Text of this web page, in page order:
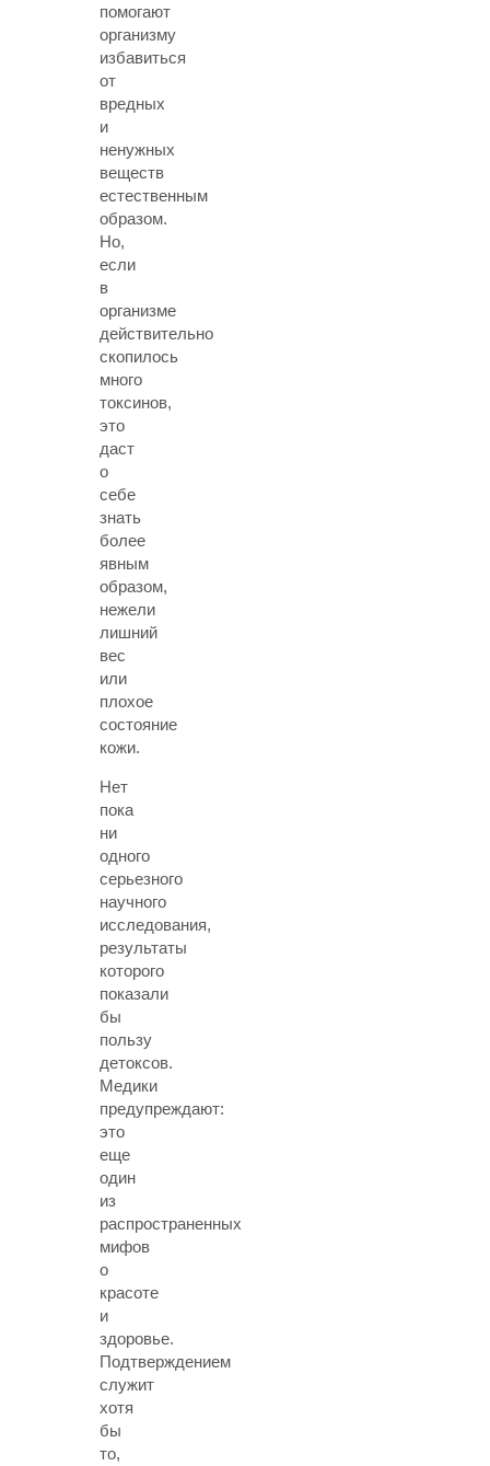
помогают
организму
избавиться
от
вредных
и
ненужных
веществ
естественным
образом.
Но,
если
в
организме
действительно
скопилось
много
токсинов,
это
даст
о
себе
знать
более
явным
образом,
нежели
лишний
вес
или
плохое
состояние
кожи.
Нет
пока
ни
одного
серьезного
научного
исследования,
результаты
которого
показали
бы
пользу
детоксов.
Медики
предупреждают:
это
еще
один
из
распространенных
мифов
о
красоте
и
здоровье.
Подтверждением
служит
хотя
бы
то,